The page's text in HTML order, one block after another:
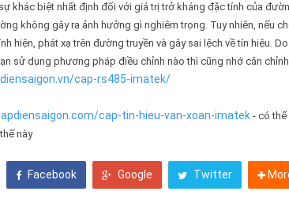
khác biệt nhất định đối với giá trị trở kháng đặc tính của
không gây ra ảnh hưởng gì nghiêm trọng. Tuy nhiên, nếu
hiện, phát xạ trên đường truyền và gây sai lệch về tín hiệu.
sử dụng phương pháp điều chỉnh nào thì cũng nhớ căn
cap-rs485-imatek/
cap-tin-hieu-van-xoan-imatek - có thể
này
Facebook Google Twitter